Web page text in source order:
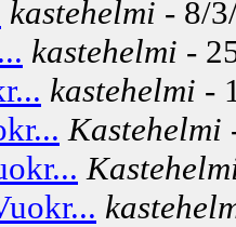
kastehelmi - 8/
kastehelmi -
kastehelmi -
Kastehelmi